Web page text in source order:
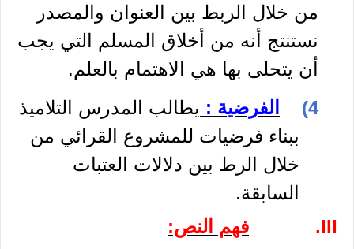
من خلال الربط بين العنوان والمصدر
نستنتج أنه من أخلاق المسلم التي يجب
أن يتحلى بها هي الاهتمام بالعلم.
4)
الفرضية : يطالب المدرس التلاميذ
ببناء فرضيات للمشروع القرائي من
خلال الرط بين دلالات العتبات
السابقة.
III.
فهم النص: